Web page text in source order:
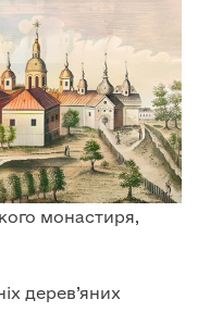
монастиря,
дерев’яних